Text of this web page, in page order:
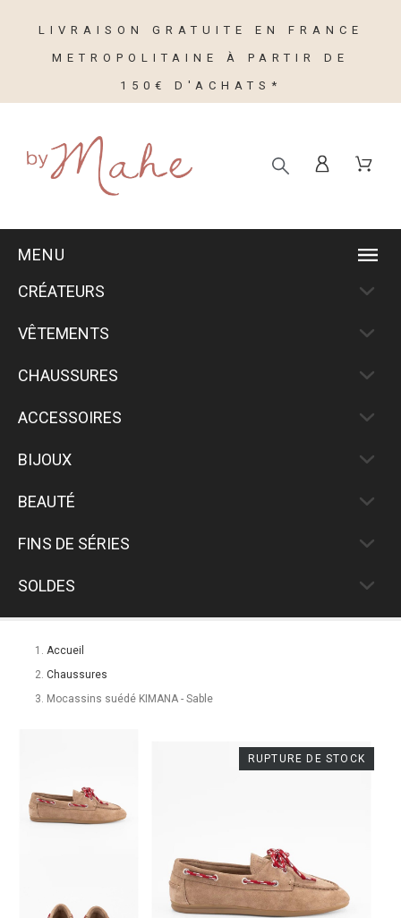
LIVRAISON GRATUITE EN FRANCE
METROPOLITAINE À PARTIR DE
150€ D'ACHATS*
MENU
CRÉATEURS
VÊTEMENTS
CHAUSSURES
ACCESSOIRES
BIJOUX
BEAUTÉ
FINS DE SÉRIES
SOLDES
Accueil
Chaussures
Mocassins suédé KIMANA - Sable
RUPTURE DE STOCK